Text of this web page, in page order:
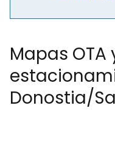
Mapas OTA
Donostia/